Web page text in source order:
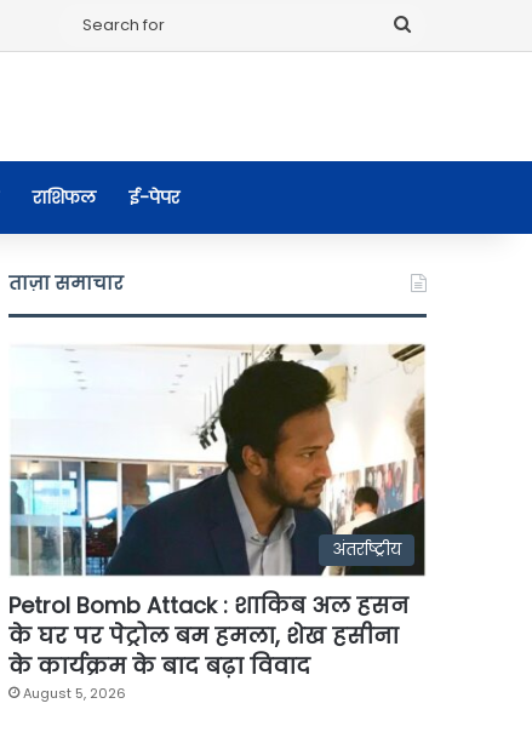
राशिफल ई-पेपर
ताज़ा समाचार
अंतर्राष्ट्रीय
Petrol Bomb Attack : शाकिब अल हसन
के घर पर पेट्रोल बम हमला, शेख हसीना
के कार्यक्रम के बाद बढ़ा विवाद
August 5, 2026